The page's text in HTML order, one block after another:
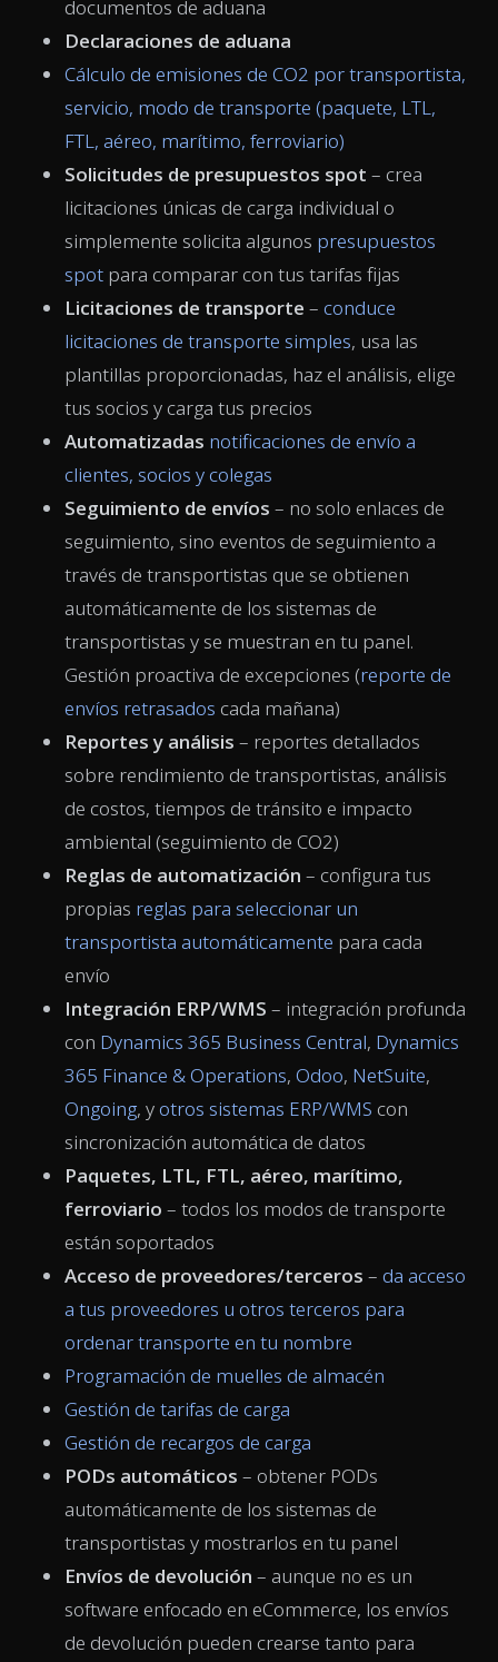
documentos de aduana
Declaraciones de aduana
Cálculo de emisiones de CO2 por transportista,
servicio, modo de transporte (paquete, LTL,
FTL, aéreo, marítimo, ferroviario)
Solicitudes de presupuestos spot – crea
licitaciones únicas de carga individual o
simplemente solicita algunos presupuestos
spot para comparar con tus tarifas fijas
Licitaciones de transporte – conduce
licitaciones de transporte simples, usa las
plantillas proporcionadas, haz el análisis, elige
tus socios y carga tus precios
Automatizadas notificaciones de envío a
clientes, socios y colegas
Seguimiento de envíos – no solo enlaces de
seguimiento, sino eventos de seguimiento a
través de transportistas que se obtienen
automáticamente de los sistemas de
transportistas y se muestran en tu panel.
Gestión proactiva de excepciones (reporte de
envíos retrasados cada mañana)
Reportes y análisis – reportes detallados
sobre rendimiento de transportistas, análisis
de costos, tiempos de tránsito e impacto
ambiental (seguimiento de CO2)
Reglas de automatización – configura tus
propias reglas para seleccionar un
transportista automáticamente para cada
envío
Integración ERP/WMS – integración profunda
con Dynamics 365 Business Central, Dynamics
365 Finance & Operations, Odoo, NetSuite,
Ongoing, yotros sistemas ERP/WMS con
sincronización automática de datos
Paquetes, LTL, FTL, aéreo, marítimo,
ferroviario – todos los modos de transporte
están soportados
Acceso de proveedores/terceros – da acceso
a tus proveedores u otros terceros para
ordenar transporte en tu nombre
Programación de muelles de almacén
Gestión de tarifas de carga
Gestión de recargos de carga
PODs automáticos – obtener PODs
automáticamente de los sistemas de
transportistas y mostrarlos en tu panel
Envíos de devolución – aunque no es un
software enfocado en eCommerce, los envíos
de devolución pueden crearse tanto para